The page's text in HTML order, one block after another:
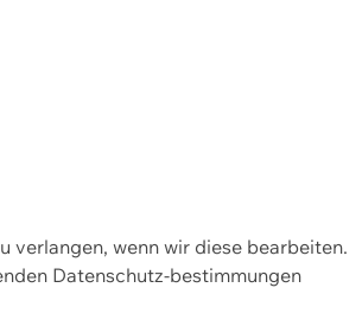
verlangen, wenn wir diese bearbeiten.
Datenschutz-bestimmungen